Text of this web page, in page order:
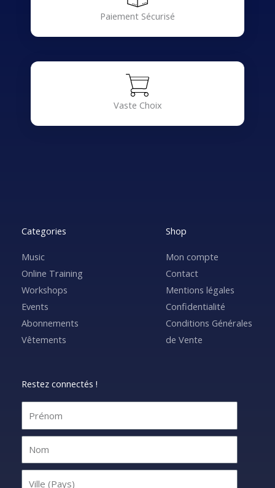
Paiement Sécurisé
Vaste Choix
Categories
Music
Online Training
Workshops
Events
Abonnements
Vêtements
Shop
Mon compte
Contact
Mentions légales
Confidentialité
Conditions Générales
de Vente
Restez connectés !